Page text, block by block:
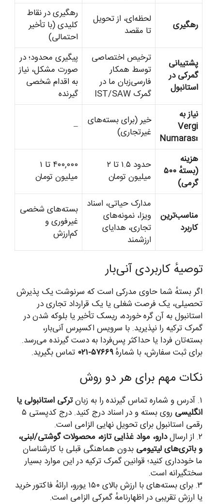
رهگیری
لحظه‌ای، از تحویل
تا مقصد
رهگیری در نقاط
کلیدی (با تأخیر
احتمالی)
پشتیبانی
گمرکی در
استانبول
ترخیص اختصاصی
توسط همکار
فارسی‌زبان ما در
گمرک IST/SAW
پیگیری محدود؛ در
صورت مشکل، نیاز
به اقدام شخصی
گیرنده
نیاز به
Vergi
Numarası
خیر (برای بسته‌های
غیرتجاری)
–
هزینه
(بستهٔ ۵۰۰
گرمی)
حدود ۱.۵ تا ۲
میلیون تومان
۴۰۰,۰۰۰ تا ۱
میلیون تومان
مناسب‌ترین
کاربرد
مدارک حیاتی، اسناد
ویزا، نمونه‌های
تجاری، هدایای
ارزشمند
بسته‌های شخصی
غیرفوری و
کم‌ارزش
توصیهٔ کاربردی آنی‌بار
اگر بستهٔ شما حاوی مدرکی است که سرنوشت یک پذیرش
تحصیلی، یک فرصت شغلی یا یک قرارداد تجاری در
استانبول به آن گره خورده، ریسک تأخیر یا بلوکه شدن در
گمرک ترکیه را نپذیرید. با سرویس اکسپرس آنی‌بار،
بسته‌تان فردا یا حداکثر پس‌فردا به دست گیرنده می‌رسد.
برای ثبت سفارش، با شمارهٔ۵۷۶۶۹-۰۲۱ تماس بگیرید.
نکات مهم برای هر دو روش
۱. آدرس و شماره تماس گیرنده را به زبان
ترکی استانبولی یا
انگلیسی
روی بسته و در اسناد درج کنید. درج کدپستی ۵
رقمی استانبول برای تحویل نهایی الزامی است.
۲. از ارسال
دارو، مواد غذایی تازه، محصولات گوشتی/لبنی،
و باتری‌های لیتیومی بدون هماهنگی قبلی با کارشناسان
ما خودداری کنید؛ قوانین گمرک ترکیه در این موارد بسیار
سختگیرانه است.
۳. برای بسته‌های با ارزش بالای ۱۵۰ یورو، ارائهٔ فاکتور خرید
یا ارزش تقریبی در اظهارنامهٔ گمرکی الزامی است.